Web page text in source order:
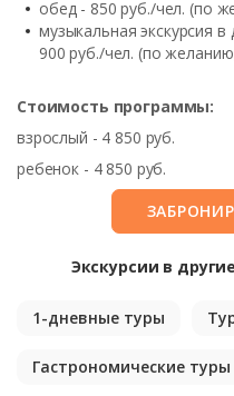
обед - 850 руб./чел. (по
музыкальная экскурсия
900 руб./чел. (по
Стоимость программы:
взрослый - 4 850 руб.
ребенок - 4 850 руб.
Экскурсии в
1-дневные туры
Гастрономические туры